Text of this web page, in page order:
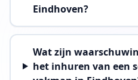
Eindhoven?
Wat zijn
het inhuren van een